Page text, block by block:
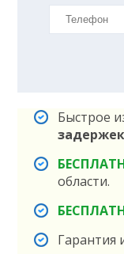
Быстрое
задержек
области.
Гарантия